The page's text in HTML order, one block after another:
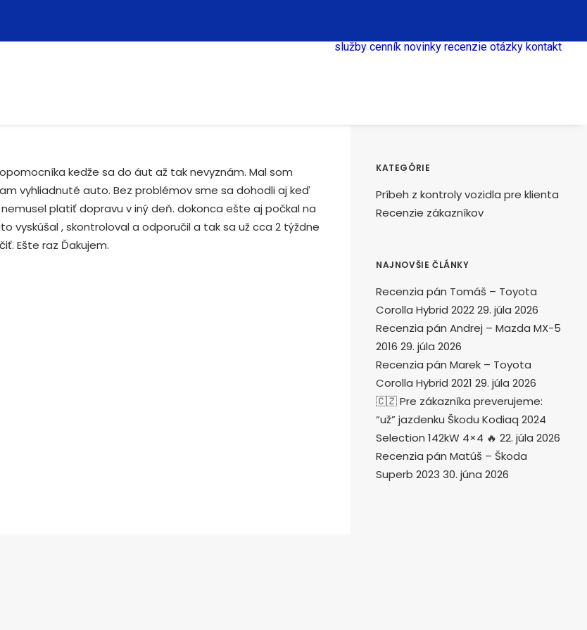
služby cenník novinky recenzie otázky kontakt
kedže sa do áut až tak nevyznám. Mal som
vyhliadnuté auto. Bez problémov sme sa dohodli aj keď
platiť dopravu v iný deň. dokonca ešte aj počkal na
vyskúšal , skontroloval a odporučil a tak sa už cca 2 týždne
Ešte raz Ďakujem.
KATEGÓRIE
Príbeh z kontroly vozidla pre klienta
Recenzie zákazníkov
NAJNOVŠIE ČLÁNKY
Recenzia pán Tomáš – Toyota
Corolla Hybrid 202229. júla 2026
Recenzia pán Andrej – Mazda MX-5
2016 29. júla 2026
Recenzia pán Marek – Toyota
Corolla Hybrid 2021 29. júla 2026
🇨🇿 Pre zákazníka preverujeme:
“už” jazdenku Škodu Kodiaq 2024
Selection 142kW 4×4 🔥 22. júla 2026
Recenzia pán Matúš – Škoda
Superb 2023 30. júna 2026